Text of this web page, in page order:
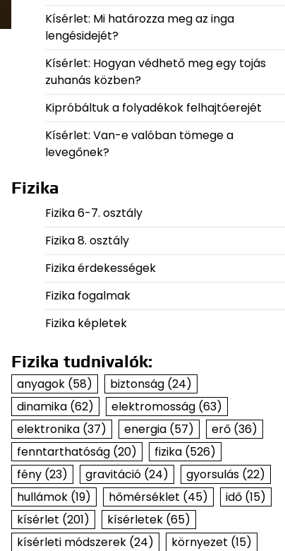
Kísérlet: Mi határozza meg az inga
lengésidejét?
Kísérlet: Hogyan védhető meg egy tojás
zuhanás közben?
Kipróbáltuk a folyadékok felhajtóerejét
Kísérlet: Van-e valóban tömege a
levegőnek?
Fizika
Fizika 6-7. osztály
Fizika 8. osztály
Fizika érdekességek
Fizika fogalmak
Fizika képletek
Fizika tudnivalók:
anyagok(58) biztonság(24)
dinamika(62) elektromosság(63)
elektronika(37) energia(57) erő(36)
fenntarthatóság(20) fizika(526)
fény(23) gravitáció(24) gyorsulás(22)
hullámok(19) hőmérséklet (45) idő(15)
kísérlet (201) kísérletek(65)
kísérleti módszerek(24) környezet (15)